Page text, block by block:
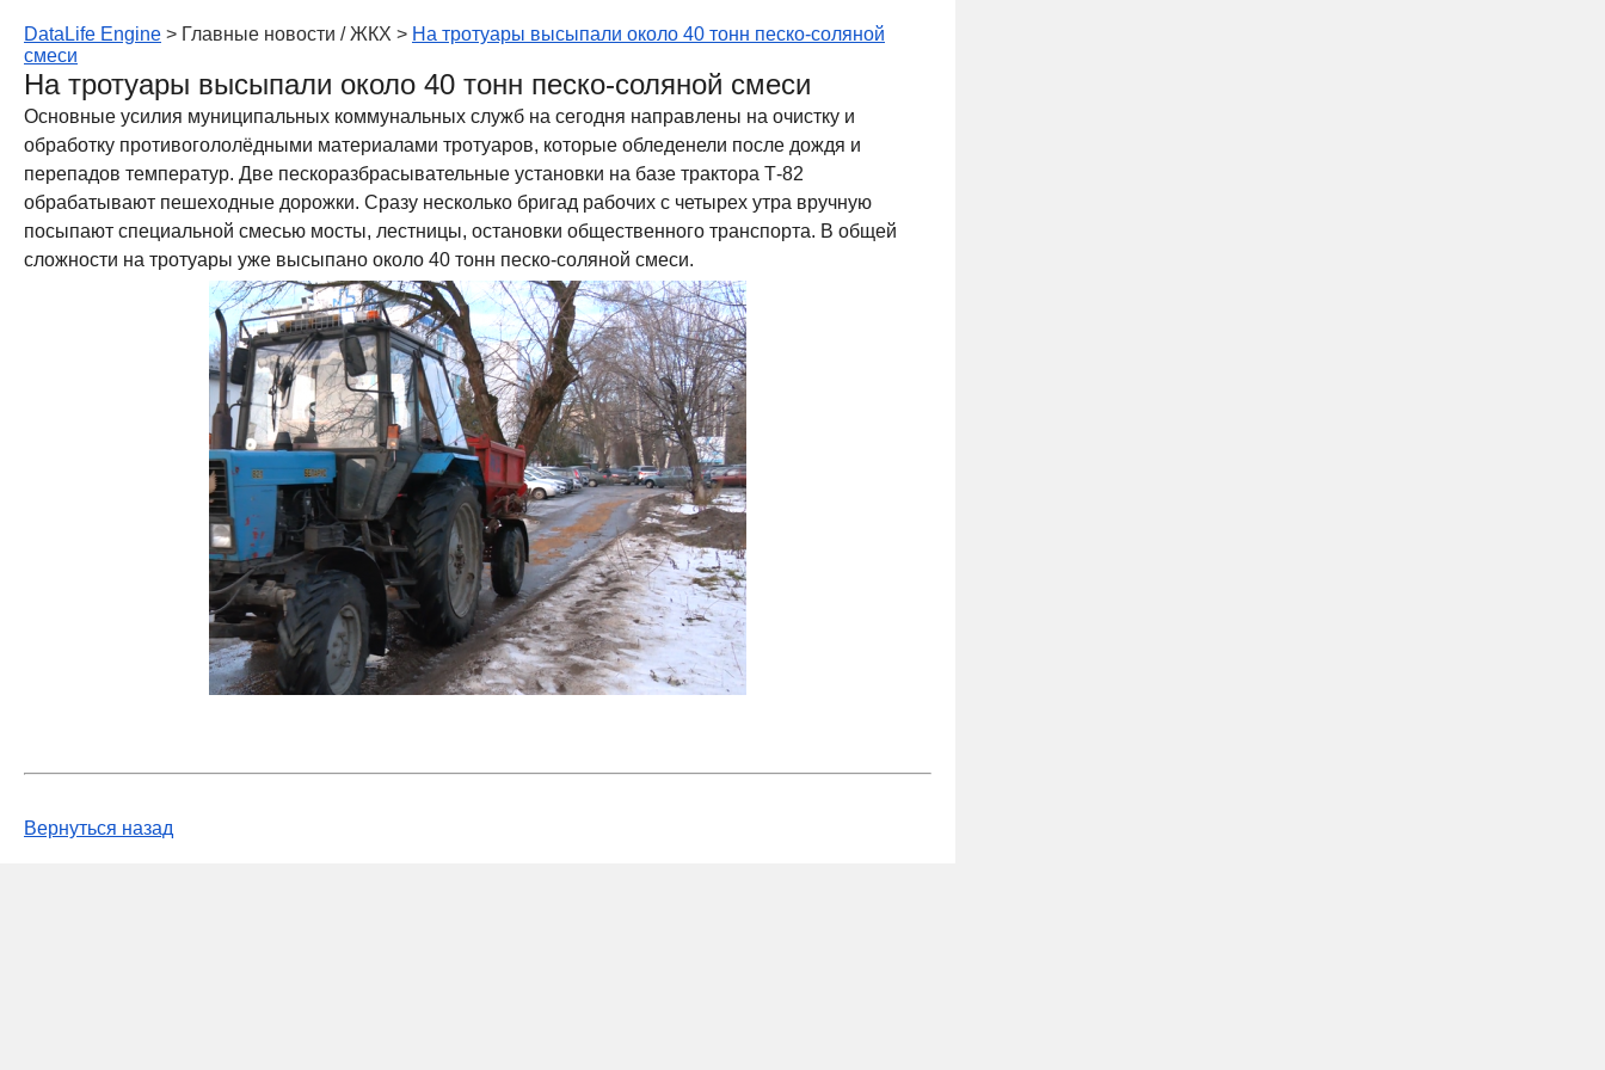
DataLife Engine > Главные новости / ЖКХ > На тротуары высыпали около 40 тонн песко-соляной
смеси
На тротуары высыпали около 40 тонн песко-соляной смеси
Основные усилия муниципальных коммунальных служб на сегодня направлены на очистку и
обработку противогололёдными материалами тротуаров, которые обледенели после дождя и
перепадов температур. Две пескоразбрасывательные установки на базе трактора Т-82
обрабатывают пешеходные дорожки. Сразу несколько бригад рабочих с четырех утра вручную
посыпают специальной смесью мосты, лестницы, остановки общественного транспорта. В общей
сложности на тротуары уже высыпано около 40 тонн песко-соляной смеси.
Вернуться назад